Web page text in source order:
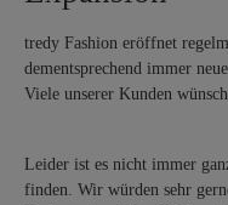
tredy Fashion eröffnet
dementsprechend immer
Viele unserer Kunden
Leider ist es nicht immer
finden. Wir würden sehr